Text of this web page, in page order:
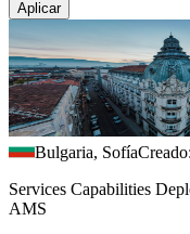
Aplicar
Bulgaria, Sofía
Services Capabilities
AMS